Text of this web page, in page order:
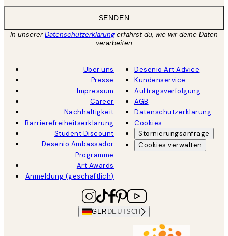
SENDEN
In unsererDatenschutzerklärungerfährst du, wie wir deine Daten
verarbeiten
Über uns
Presse
Impressum
Career
Nachhaltigkeit
Barrierefreiheitserklärung
Student Discount
Desenio Ambassador
Programme
Art Awards
Anmeldung (geschäftlich)
Desenio Art Advice
Kundenservice
Auftragsverfolgung
AGB
Datenschutzerklärung
Cookies
Stornierungsanfrage
Cookies verwalten
GER DEUTSCH